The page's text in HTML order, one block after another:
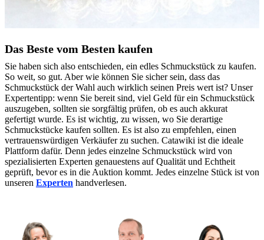
Das Beste vom Besten kaufen
Sie haben sich also entschieden, ein edles Schmuckstück zu kaufen.
So weit, so gut. Aber wie können Sie sicher sein, dass das
Schmuckstück der Wahl auch wirklich seinen Preis wert ist? Unser
Expertentipp: wenn Sie bereit sind, viel Geld für ein Schmuckstück
auszugeben, sollten sie sorgfältig prüfen, ob es auch akkurat
gefertigt wurde. Es ist wichtig, zu wissen, wo Sie derartige
Schmuckstücke kaufen sollten. Es ist also zu empfehlen, einen
vertrauenswürdigen Verkäufer zu suchen. Catawiki ist die ideale
Plattform dafür. Denn jedes einzelne Schmuckstück wird von
spezialisierten Experten genauestens auf Qualität und Echtheit
geprüft, bevor es in die Auktion kommt. Jedes einzelne Stück ist von
unseren Experten handverlesen.